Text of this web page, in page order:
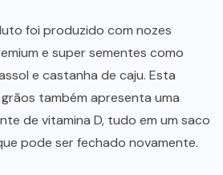
foi produzido com nozes
e super sementes como
e castanha de caju. Esta
também apresenta uma
de vitamina D, tudo em um saco
pode ser fechado novamente.